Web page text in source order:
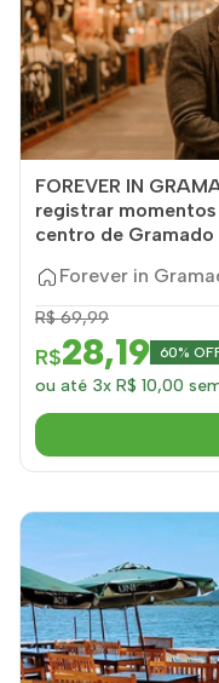
FOREVER IN
registrar
centro de Gramado
Forever in
R$ 69,99
R$28,19 60%
ou até 3x R$ 10,00